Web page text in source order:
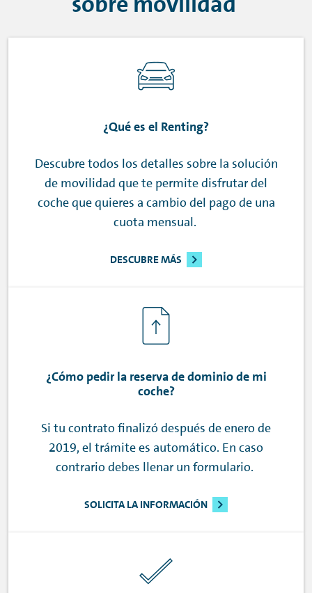
¿Qué es el Renting?
Descubre todos los detalles sobre la solución
de movilidad que te permite disfrutar del
coche que quieres a cambio del pago de una
cuota mensual.
DESCUBRE MÁS
¿Cómo pedir la reserva de dominio de mi
coche?
Si tu contrato finalizó después de enero de
2019, el trámite es automático. En caso
contrario debes llenar un formulario.
SOLICITA LA INFORMACIÓN